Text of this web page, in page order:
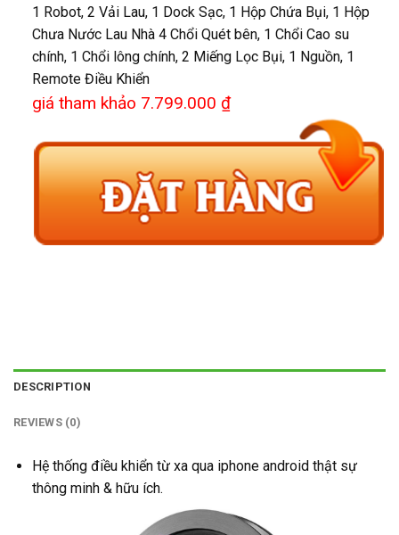
1 Robot, 2 Vải Lau, 1 Dock Sạc, 1 Hộp Chứa Bụi, 1 Hộp
Chưa Nước Lau Nhà 4 Chổi Quét bên, 1 Chổi Cao su
chính, 1 Chổi lông chính, 2 Miếng Lọc Bụi, 1 Nguồn, 1
Remote Điều Khiển
giá tham khảo 7.799.000 ₫
DESCRIPTION
REVIEWS (0)
Hệ thống điều khiển từ xa qua iphone android thật sự
thông minh & hữu ích.